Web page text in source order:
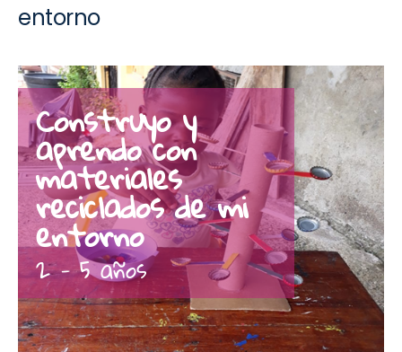
entorno
Construyo y
aprendo con
materiales
reciclados de mi
entorno
2 - 5 años